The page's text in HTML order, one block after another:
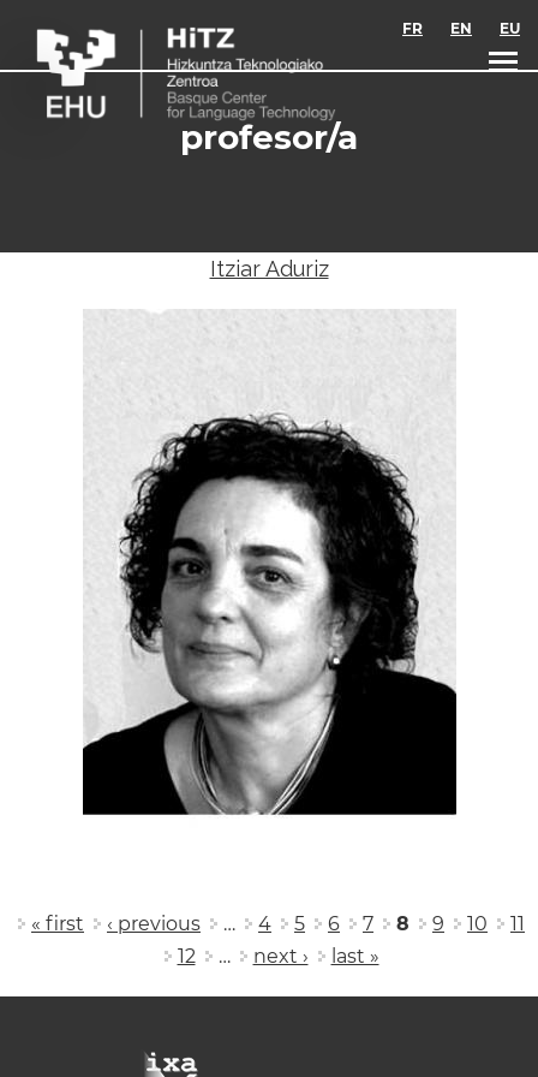
FR EN EU
profesor/a
Itziar Aduriz
Pages
« first ‹ previous … 4 5 6 7 8 9 10
11
12
… next › last »